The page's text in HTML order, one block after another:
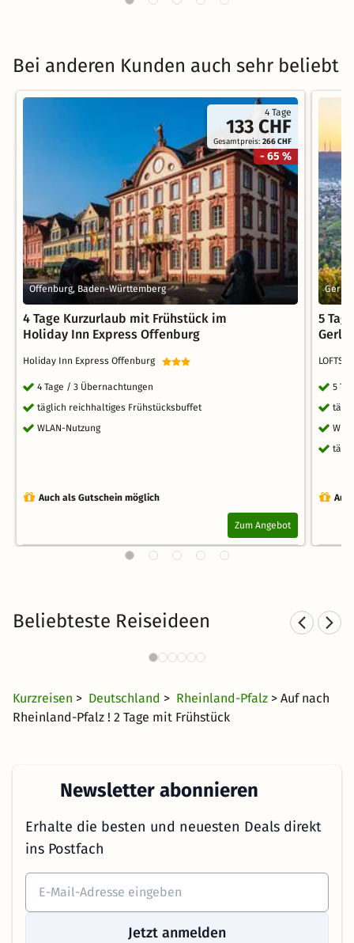
Bei anderen Kunden auch sehr beliebt
4 Tage
133 CHF
Gesamtpreis:266 CHF
- 65 %
Offenburg, Baden-Württemberg
4 Tage Kurzurlaub mit Frühstück im
Holiday Inn Express Offenburg
Holiday Inn Express Offenburg
4 Tage / 3 Übernachtungen
täglich reichhaltiges Frühstücksbuffet
WLAN-Nutzung
Auch als Gutschein möglich
Zum Angebot
5
5
Beliebteste Reiseideen
Städtereisen nach Rheinland-
Kurzreisen > Deutschland > Rheinland-Pfalz > Auf nach
Rheinland-Pfalz ! 2 Tage mit Frühstück
Newsletter abonnieren
Erhalte die besten und neuesten Deals direkt
ins Postfach
Jetzt anmelden